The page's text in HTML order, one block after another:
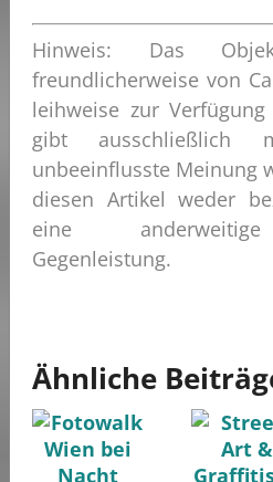
Hinweis: Das
freundlicherweise von
leihweise zur
gibt ausschließlich
unbeeinflusste Meinung
diesen Artikel weder
eine
Gegenleistung.
Ähnliche